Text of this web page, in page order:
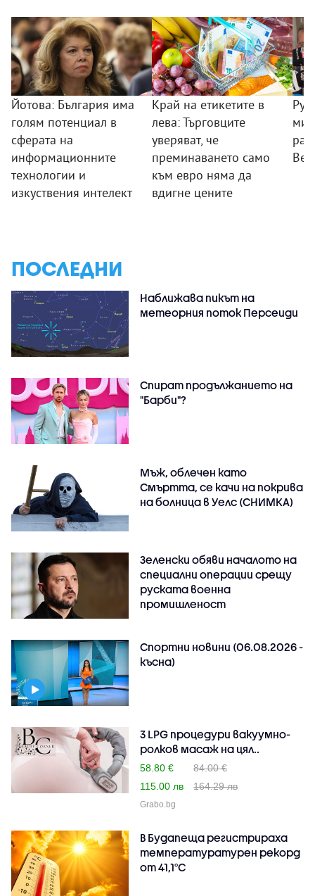
Йотова: България има
голям потенциал в
сферата на
информационните
технологии и
изкуствения интелект
Край на етикетите в
лева: Търговците
уверяват, че
преминаването само
към евро няма да
вдигне цените
ПОСЛЕДНИ
Наближава пикът на
метеорния поток Персеиди
Спират продължанието на
"Барби"?
Мъж, облечен като
Смъртта, се качи на покрива
на болница в Уелс (СНИМКА)
Зеленски обяви началото на
специални операции срещу
руската военна
промишленост
Спортни новини (06.08.2026 -
късна)
3 LPG процедури вакуумно-
ролков масаж на цял..
58.80 €
84.00 €
115.00 лв
164.29 лв
Grabo.bg
В Будапеща регистрираха
температуратурен рекорд
от 41,1°C